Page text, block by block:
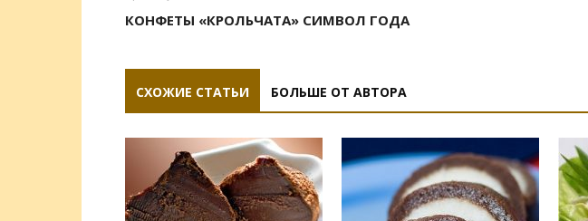
КОНФЕТЫ «КРОЛЬЧАТА» СИМВОЛ ГОДА
СХОЖИЕ СТАТЬИ БОЛЬШЕ ОТ АВТОРА